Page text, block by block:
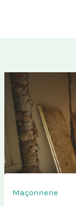
Maçonnerie